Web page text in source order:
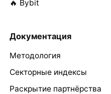
🔥 Bybit
Документация
Методология
Секторные индексы
Раскрытие партнёрства